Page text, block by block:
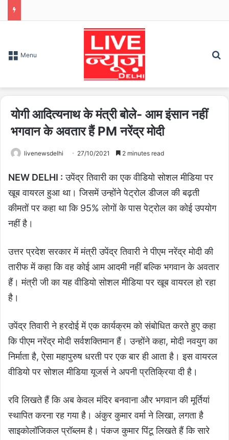
Menu
योगी आदित्यनाथ के मंत्री बोले- आम इंसान नहीं
भगवान के अवतार हैं PM नरेंद्र मोदी
livenewsdelhi 27/10/2021 2 minutes read
NEW DELHI : उपेंद्र तिवारी का एक वीडियो सोशल मीडिया पर
खूब वायरल हुआ था। जिसमें उन्होंने पेट्रोल डीजल की बढ़ती
कीमतों पर कहा था कि 95% लोगों के पास पेट्रोल का कोई उपयोग
नहीं है।
उत्तर प्रदेश सरकार में मंत्री उपेंद्र तिवारी ने पीएम नरेंद्र मोदी की
तारीफ में कहा कि वह कोई आम आदमी नहीं बल्कि भगवान के अवतार
हैं। मंत्री जी का यह वीडियो सोशल मीडिया पर खूब वायरल हो रहा
है।
उपेंद्र तिवारी ने हरदोई में एक कार्यक्रम को संबोधित करते हुए कहा
कि पीएम नरेंद्र मोदी सर्वशक्तिमान हैं। उन्होंने कहा, मोदी नवयुग का
निर्माता है, ऐसा महापुरुष धरती पर एक बार ही आता है। इस वायरल
वीडियो पर सोशल मीडिया यूजर्स ने अपनी प्रतिक्रिया दी है।
रवि लिखते हैं कि अब केवल मंदिर बनवाना और भगवान की मूर्तियां
स्थापित करना रह गया है। अंकुर कुमार वर्मा ने लिखा, लगता है
साइकोलॉजिकल प्रॉब्लम है। पंकज कुमार पिंटू लिखते हैं कि सारे